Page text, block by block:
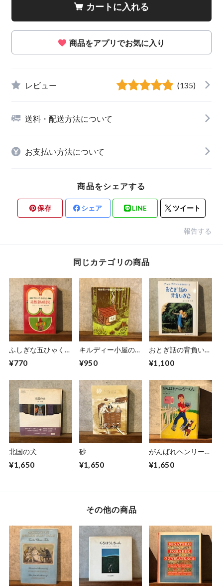
カートに入れる
商品をアプリでお気に入り
レビュー (135)
送料・配送方法について
お支払い方法について
商品をシェアする
保存 シェア LINE ツイート
報告する
同じカテゴリの商品
ふしぎな五ひゃくの
¥770
キルディー小屋のア
¥950
おとぎ話の背負いか
¥1,100
北国の犬
¥1,650
砂
¥1,650
がんばれヘンリーく
¥1,650
その他の商品